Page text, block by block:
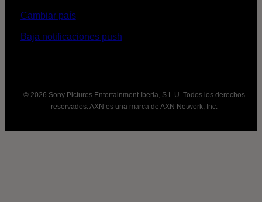
Cambiar país
Baja notificaciones push
© 2026 Sony Pictures Entertainment Iberia, S.L.U. Todos los derechos
reservados. AXN es una marca de AXN Network, Inc.